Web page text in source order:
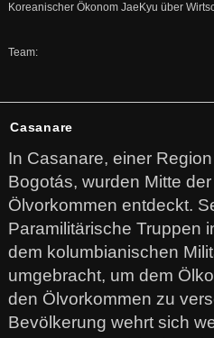
Koreanischer Ökonom JaeKyu über
Team:
Casanare
In Casanare, einer
Bogotás, wurden Mitte
Ölvorkommen entdeckt.
Paramilitärische Truppen
dem kolumbianischen
umgebracht, um dem
den Ölvorkommen zu
Bevölkerung wehrt sich